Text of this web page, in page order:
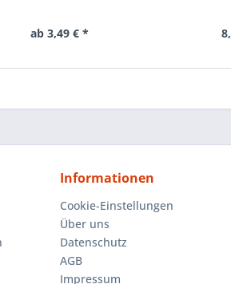
ab 3,49 € *
Informationen
Cookie-Einstellungen
Über uns
Datenschutz
AGB
Impressum